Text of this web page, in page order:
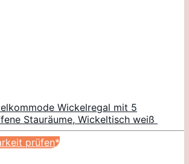
Wickelregal mit 5
Stauräume, Wickeltisch weiß
prüfen*